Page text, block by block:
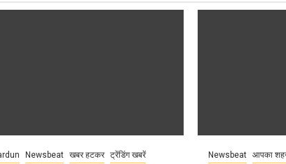
Newsbeat खबर हटकर ट्रेंडिंग खबरें
Newsbeat आपका